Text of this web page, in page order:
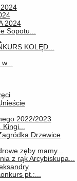
2024
Sopotu...
KOLĘD...
2022/2023
Drzewice
zęby mamy...
z rąk Arcybiskupa...
pt.:...